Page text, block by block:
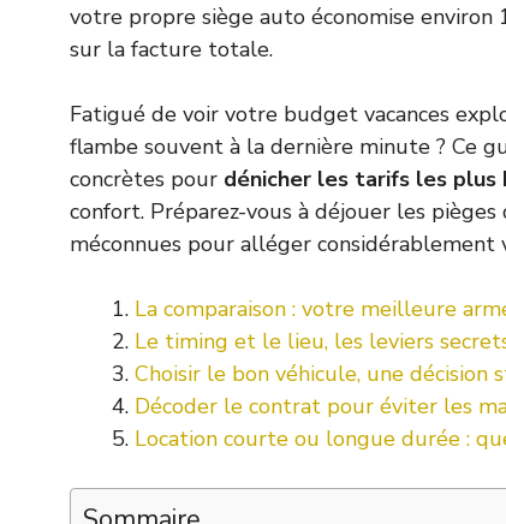
votre propre siège auto économise
sur la facture totale.
Fatigué de voir votre budget vacances
flambe souvent à la dernière minute ? Ce
concrètes pour dénicher les tarifs les plus
confort. Préparez-vous à déjouer les
méconnues pour alléger
La comparaison : votre meilleure
Le timing et le lieu, les leviers
Choisir le bon véhicule, une décision
Décoder le contrat pour éviter les
Location courte ou longue durée :